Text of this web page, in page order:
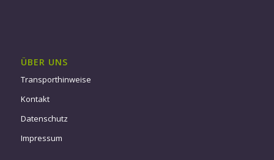
ÜBER UNS
Transporthinweise
Kontakt
Datenschutz
Impressum